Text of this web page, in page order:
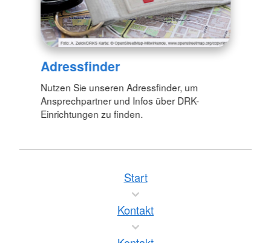
Adressfinder
Nutzen Sie unseren Adressfinder, um
Ansprechpartner und Infos über DRK-
Einrichtungen zu finden.
Start
Kontakt